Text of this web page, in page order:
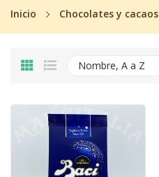
Inicio Chocolates y cacaos
Nombre, A a Z